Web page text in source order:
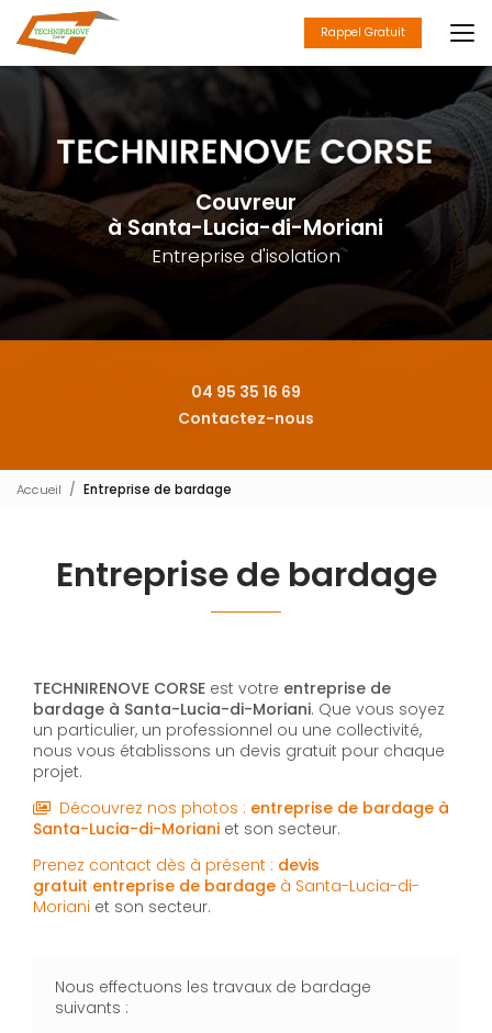
au
contenu
principal
Rappel Gratuit
Couvreur
à Santa-Lucia-di-Moriani
Entreprise d'isolation
04 95 35 16 69
Contactez-nous
Accueil Entreprise de bardage
Entreprise de bardage
TECHNIRENOVE CORSE est votre entreprise de
bardage à Santa-Lucia-di-Moriani. Que vous soyez
un particulier, un professionnel ou une collectivité,
nous vous établissons un devis gratuit pour chaque
projet.
Découvrez nos photos : entreprise de bardage à
Santa-Lucia-di-Moriani et son secteur.
Prenez contact dès à présent : devis
gratuit entreprise de bardage à Santa-Lucia-di-
Moriani et son secteur.
Nous effectuons les travaux de bardage
suivants :